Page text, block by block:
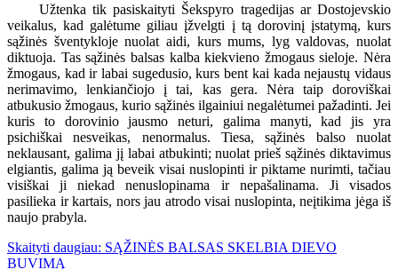
Užtenka tik pasiskaityti Šekspyro tragedijas ar Dostojevskio
veikalus, kad galėtume giliau įžvelgti į tą dorovinį įstatymą, kurs
sąžinės šventykloje nuolat aidi, kurs mums, lyg valdovas, nuolat
diktuoja. Tas sąžinės balsas kalba kiekvieno žmogaus sieloje. Nėra
žmogaus, kad ir labai sugedusio, kurs bent kai kada nejaustų vidaus
nerimavimo, lenkiančiojo į tai, kas gera. Nėra taip doroviškai
atbukusio žmogaus, kurio sąžinės ilgainiui negalėtumei pažadinti. Jei
kuris to dorovinio jausmo neturi, galima manyti, kad jis yra
psichiškai nesveikas, nenormalus. Tiesa, sąžinės balso nuolat
neklausant, galima jį labai atbukinti; nuolat prieš sąžinės diktavimus
elgiantis, galima ją beveik visai nuslopinti ir piktame nurimti, tačiau
visiškai ji niekad nenuslopinama ir nepašalinama. Ji visados
pasilieka ir kartais, nors jau atrodo visai nuslopinta, neįtikima jėga iš
naujo prabyla.
Skaityti daugiau: SĄŽINĖS BALSAS SKELBIA DIEVO
BUVIMĄ